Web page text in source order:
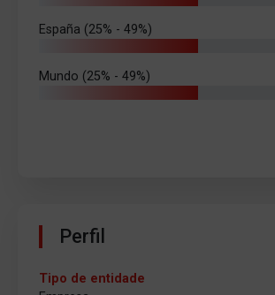
España (25% - 49%)
Mundo (25% - 49%)
Perfil
Tipo de entidade